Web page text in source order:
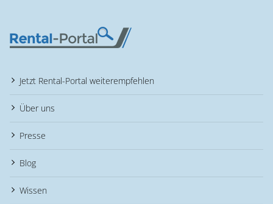
Jetzt Rental-Portal weiterempfehlen
Über uns
Presse
Blog
Wissen